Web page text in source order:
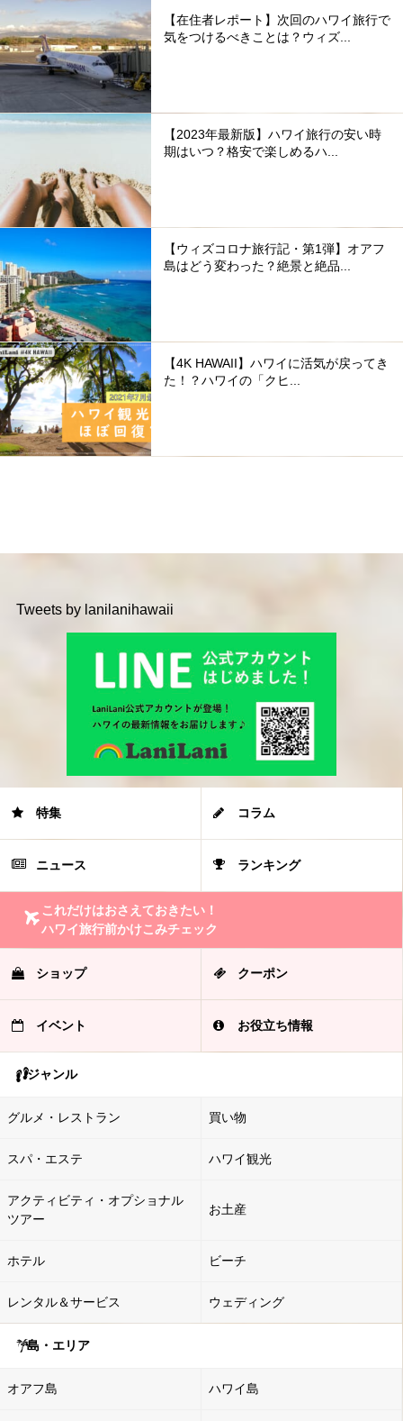
【在住者レポート】次回のハワイ旅行で
気をつけるべきことは？ウィズ...
【2023年最新版】ハワイ旅行の安い時
期はいつ？格安で楽しめるハ...
【ウィズコロナ旅行記・第1弾】オアフ
島はどう変わった？絶景と絶品...
【4K HAWAII】ハワイに活気が戻ってき
た！？ハワイの「クヒ...
Tweets by lanilanihawaii
特集 コラム
ニュース ランキング
これだけはおさえておきたい！
ハワイ旅行前かけこみチェック
ショップ クーポン
イベント お役立ち情報
ジャンル
グルメ・レストラン 買い物
スパ・エステ ハワイ観光
アクティビティ・オプショナル
ツアー
お土産
ホテル ビーチ
レンタル＆サービス ウェディング
島・エリア
オアフ島 ハワイ島